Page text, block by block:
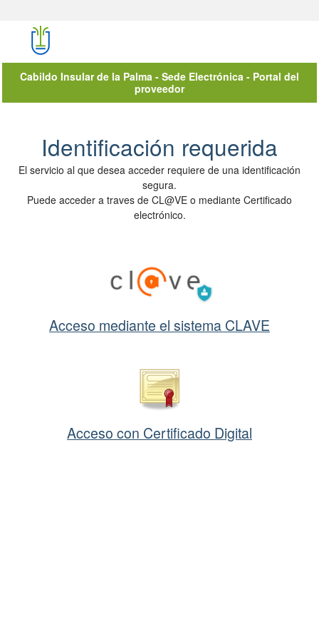
Cabildo Insular de la Palma - Sede Electrónica - Portal del
proveedor
Autenticación del Usuario
Identificación requerida
El servicio al que desea acceder requiere de una identificación
segura.
Puede acceder a traves de CL@VE o mediante Certificado
electrónico.
Acceso mediante el sistema CLAVE
Acceso con Certificado Digital